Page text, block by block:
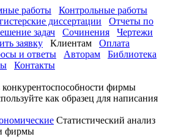
работы
Контрольные работы
диссертации
Отчеты по
задач Сочинения
Чертежи
заявку Клиентам
Оплата
и ответы Авторам
Библиотека
Контакты
конкурентоспособности фирмы
как образец для написания
Статистический анализ
фирмы